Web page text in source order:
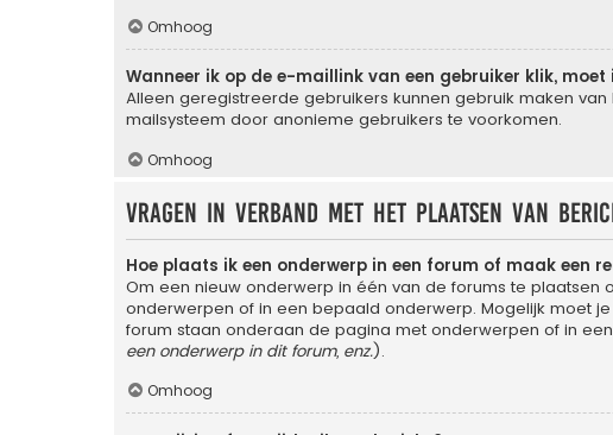
Omhoog
Wanneer ik op de e-maillink van een gebruiker klik,
Alleen geregistreerde gebruikers kunnen gebruik maken
mailsysteem door anonieme gebruikers te voorkomen.
Omhoog
Vragen in verband met het plaatsen van
Hoe plaats ik een onderwerp in een forum of maak een
Om een nieuw onderwerp in één van de forums te
onderwerpen of in een bepaald onderwerp. Mogelijk moet
forum staan onderaan de pagina met onderwerpen of in
een onderwerp in dit forum, enz.).
Omhoog